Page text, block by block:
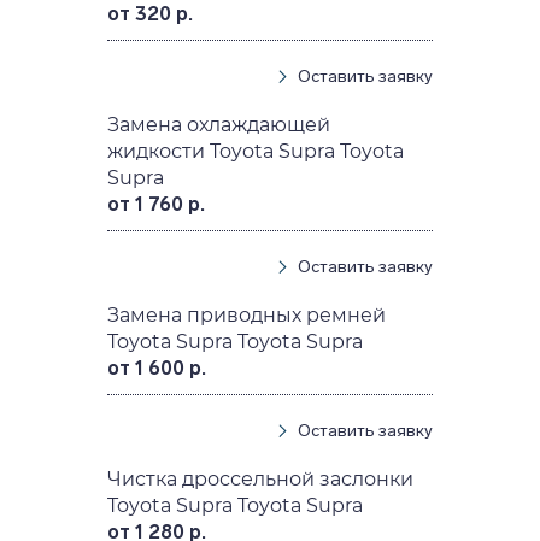
от 320 р.
Оставить заявку
Замена охлаждающей
жидкости Toyota Supra Toyota
Supra
от 1 760 р.
Оставить заявку
Замена приводных ремней
Toyota Supra Toyota Supra
от 1 600 р.
Оставить заявку
Чистка дроссельной заслонки
Toyota Supra Toyota Supra
от 1 280 р.